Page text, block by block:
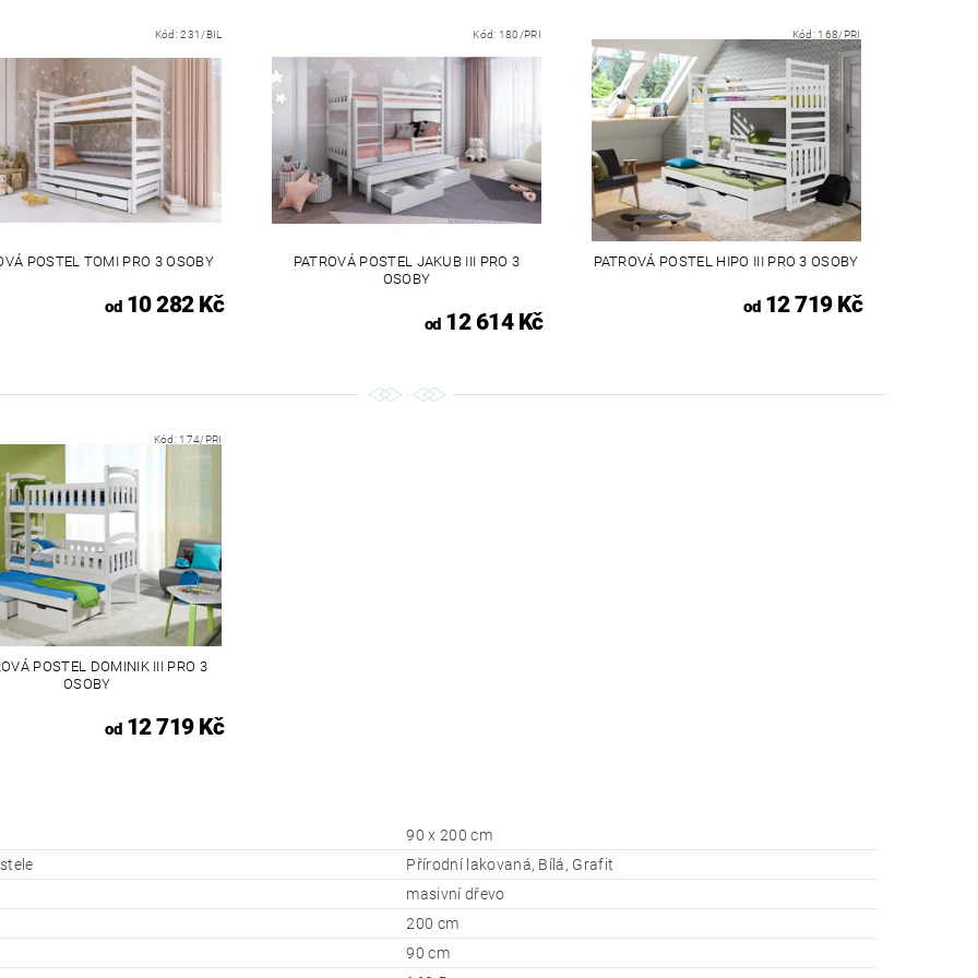
Kód:231/BIL
POSTEL TOMI PRO 3 OSOBY
od10 282 Kč
Kód: 180/PRI
PATROVÁ POSTEL JAKUB III PRO 3
OSOBY
od12 614 Kč
Kód: 168/PRI
PATROVÁ POSTEL HIPO III PRO 3 OSOBY
od12 719 Kč
Kód: 174/PRI
POSTEL DOMINIK III PRO 3
OSOBY
od12 719 Kč
90 x 200 cm
Přírodní lakovaná, Bílá, Grafit
masivní dřevo
200 cm
90 cm